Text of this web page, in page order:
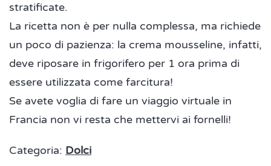
stratificate.
La ricetta non è per nulla complessa, ma richiede
un poco di pazienza: la crema mousseline, infatti,
deve riposare in frigorifero per 1 ora prima di
essere utilizzata come farcitura!
Se avete voglia di fare un viaggio virtuale in
Francia non vi resta che mettervi ai fornelli!
Categoria: Dolci